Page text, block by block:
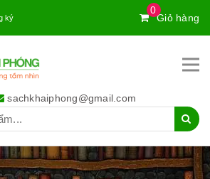
0
Giỏ hàng
ký
sachkhaiphong@gmail.com